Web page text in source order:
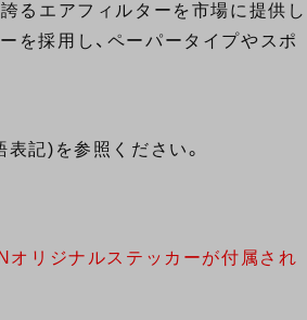
るエアフィルターを市場に提供し
を採用し、ペーパータイプやスポ
表記)を参照ください。
オリジナルステッカーが付属され